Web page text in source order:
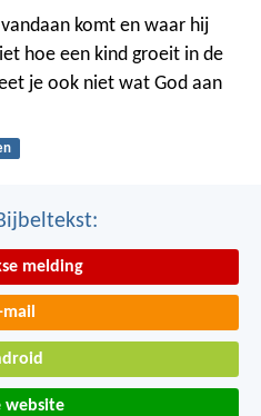
komt en waar hij
hoe een kind groeit in de
je ook niet wat God aan
melding
mail
website